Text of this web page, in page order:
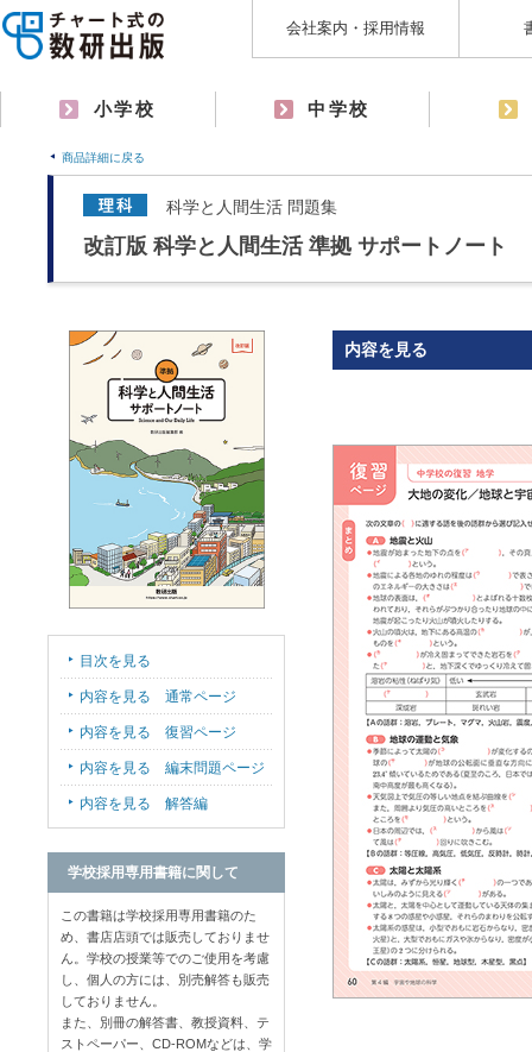
会社案内・採用情報
小学校 中学校
商品詳細に戻る
科学と人間生活 問題集
改訂版 科学と人間生活 準拠 サポートノート
内容を見る
目次を見る
内容を見る 通常ページ
内容を見る 復習ページ
内容を見る 編末問題ページ
内容を見る 解答編
学校採用専用書籍に関して
この書籍は学校採用専用書籍のた
め、書店店頭では販売しておりませ
ん。学校の授業等でのご使用を考慮
し、個人の方には、別売解答も販売
しておりません。
また、別冊の解答書、教授資料、テ
ストペーパー、CD-ROMなどは、学